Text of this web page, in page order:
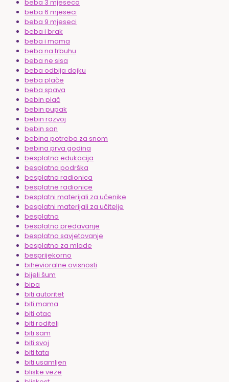
beba 3 mjeseca
beba 6 mjeseci
beba 9 mjeseci
beba i brak
beba i mama
beba na trbuhu
beba ne sisa
beba odbija dojku
beba plače
beba spava
bebin plač
bebin pupak
bebin razvoj
bebin san
bebina potreba za snom
bebina prva godina
besplatna edukacija
besplatna podrška
besplatna radionica
besplatne radionice
besplatni materijali za učenike
besplatni materijali za učitelje
besplatno
besplatno predavanje
besplatno savjetovanje
besplatno za mlade
besprijekorno
bihevioralne ovisnosti
bijeli šum
bipa
biti autoritet
biti mama
biti otac
biti roditelj
biti sam
biti svoj
biti tata
biti usamljen
bliske veze